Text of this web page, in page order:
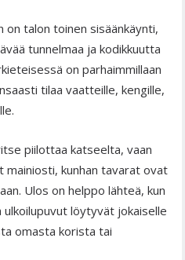
on talon toinen sisäänkäynti,
tunnelmaa ja kodikkuutta
on parhaimmillaan
tilaa vaatteille, kengille,
piilottaa katseelta, vaan
mainiosti, kunhan tavarat ovat
Ulos on helppo lähteä, kun
löytyvät jokaiselle
omasta korista tai